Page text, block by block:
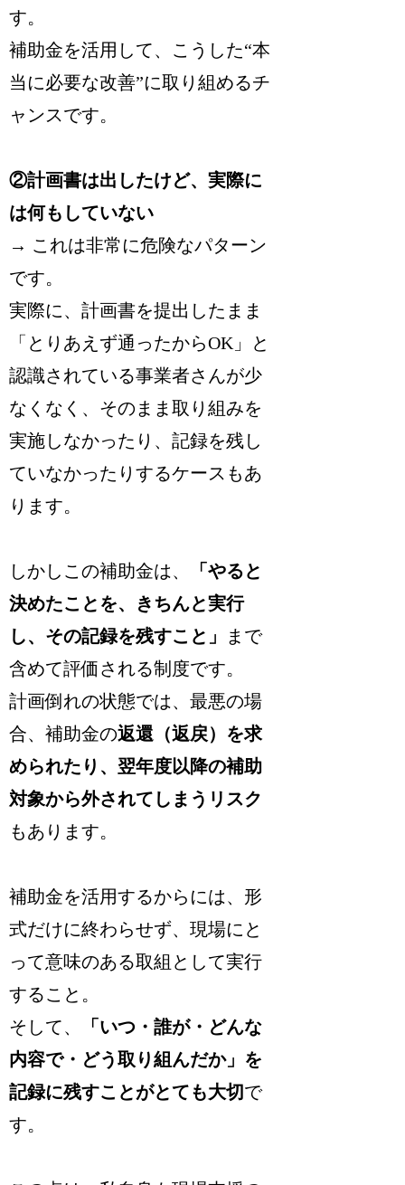
す。
補助金を活用して、こうした“本
当に必要な改善”に取り組めるチ
ャンスです。
②計画書は出したけど、実際に
は何もしていない
→ これは非常に危険なパターン
です。
実際に、計画書を提出したまま
「とりあえず通ったからOK」と
認識されている事業者さんが少
なくなく、そのまま取り組みを
実施しなかったり、記録を残し
ていなかったりするケースもあ
ります。
しかしこの補助金は、
「やると
決めたことを、きちんと実行
し、その記録を残すこと」
まで
含めて評価される制度です。
計画倒れの状態では、最悪の場
合、補助金の返還（返戻）を求
められたり、翌年度以降の補助
対象から外されてしまうリスク
もあります。
補助金を活用するからには、形
式だけに終わらせず、現場にと
って意味のある取組として実行
すること。
そして、
「いつ・誰が・どんな
内容で・どう取り組んだか」を
記録に残すことがとても大切で
す。